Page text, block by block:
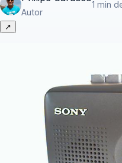
Autor
1 min
↗